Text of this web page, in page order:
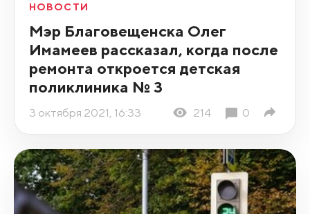
НОВОСТИ
Мэр Благовещенска Олег
Имамеев рассказал, когда после
ремонта откроется детская
поликлиника № 3
3 октября 2021, 16:33 214 0